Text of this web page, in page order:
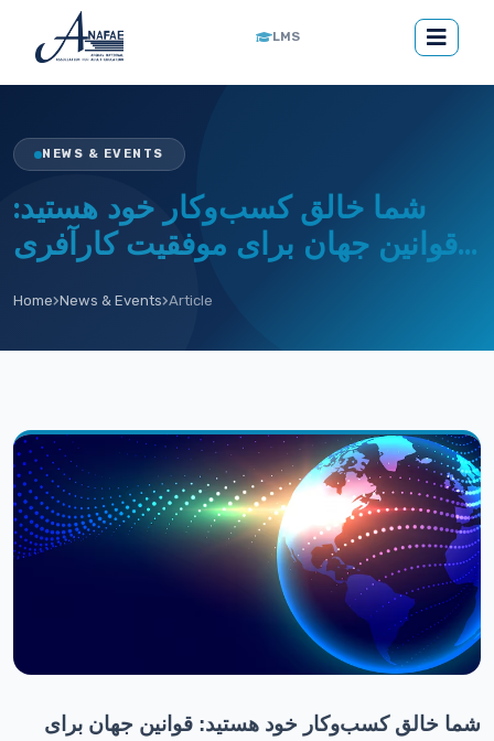
LMS
NEWS & EVENTS
شما خالق کسب‌وکار خود هستید:
قوانین جهان برای موفقیت کارآفری...
Home News & Events Article
شما خالق کسب‌وکار خود هستید: قوانین جهان برای